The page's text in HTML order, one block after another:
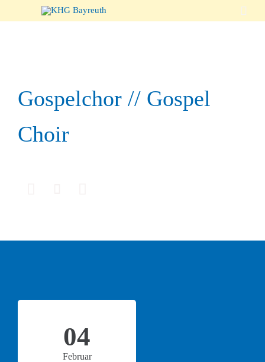

Gospelchor // Gospel
Choir
04
Februar